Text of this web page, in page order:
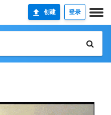
创建 登录